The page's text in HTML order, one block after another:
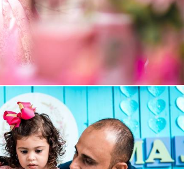
1164 163